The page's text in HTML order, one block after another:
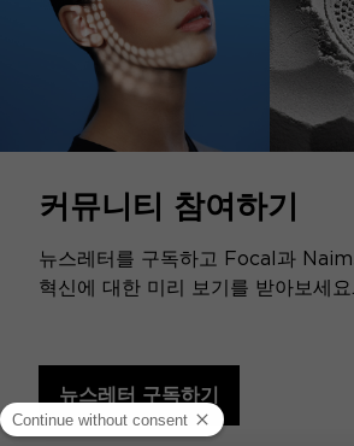
커뮤니티 참여하기
뉴스레터를 구독하고 Focal과
혁신에 대한 미리 보기를 받아보세요.
뉴스레터 구독하기